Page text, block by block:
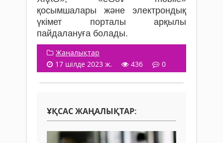
қосымшалары және электрондық
үкімет порталы арқылы
пайдалануға болады.
Жаңалықтар
17 шілде 2023 ж.
436 0
ҰҚСАС ЖАҢАЛЫҚТАР: